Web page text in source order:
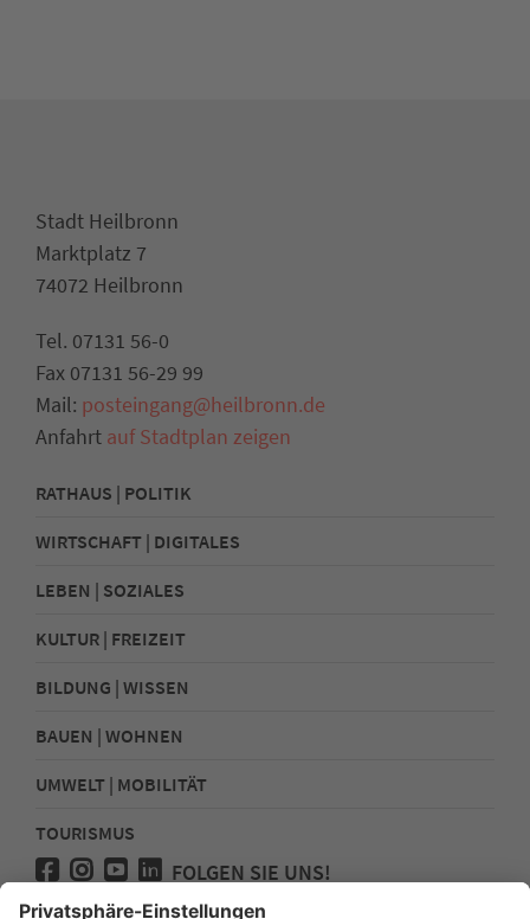
Stadt Heilbronn
Marktplatz 7
74072 Heilbronn
Tel. 07131 56-0
Fax 07131 56-29 99
Mail: posteingang@heilbronn.de
Anfahrt auf Stadtplan zeigen
RATHAUS | POLITIK
WIRTSCHAFT | DIGITALES
LEBEN | SOZIALES
KULTUR | FREIZEIT
BILDUNG | WISSEN
BAUEN | WOHNEN
UMWELT | MOBILITÄT
TOURISMUS
FOLGEN SIE UNS!